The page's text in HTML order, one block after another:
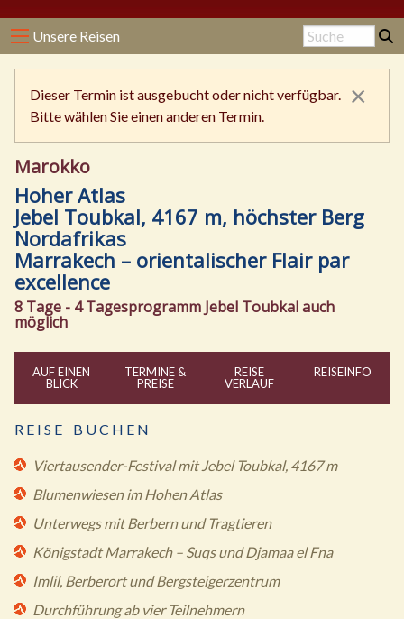
Unsere Reisen
Dieser Termin ist ausgebucht oder nicht verfügbar.
Bitte wählen Sie einen anderen Termin.
×
Marokko
Hoher Atlas
Jebel Toubkal, 4167 m, höchster Berg
Nordafrikas
Marrakech – orientalischer Flair par
excellence
8 Tage - 4 Tagesprogramm Jebel Toubkal auch
möglich
AUF EINEN
BLICK
TERMINE &
PREISE
REISE
VERLAUF
REISEINFO
R E I S E B U C H E N
Viertausender-Festival mit Jebel Toubkal, 4167 m
Blumenwiesen im Hohen Atlas
Unterwegs mit Berbern und Tragtieren
Königstadt Marrakech – Suqs und Djamaa el Fna
Imlil, Berberort und Bergsteigerzentrum
Durchführung ab vier Teilnehmern